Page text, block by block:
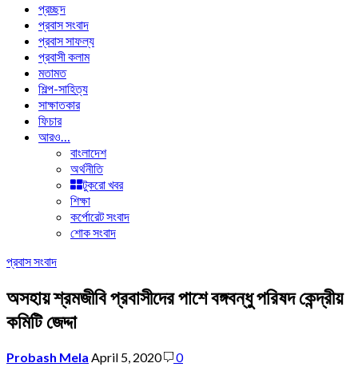
প্রচ্ছদ
প্রবাস সংবাদ
প্রবাস সাফল্য
প্রবাসী কলাম
মতামত
শিল্প-সাহিত্য
সাক্ষাতকার
ফিচার
আরও…
বাংলাদেশ
অর্থনীতি
টুকরো খবর
শিক্ষা
কর্পোরেট সংবাদ
শোক সংবাদ
প্রবাস সংবাদ
অসহায় শ্রমজীবি প্রবাসীদের পাশে বঙ্গবন্ধু পরিষদ কেন্দ্রীয়
কমিটি জেদ্দা
Probash Mela April 5, 2020 0